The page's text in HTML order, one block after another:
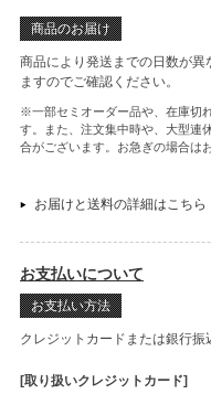
商品のお届け
商品により発送までの日数が異
ますのでご確認ください。
※一部セミオーダー品や、在庫切
す。また、注文集中時や、大型連
合がございます。お急ぎの場合は
お届けと送料の詳細はこちら
お支払いについて
お支払い方法
クレジットカードまたは銀行振
[取り扱いクレジットカード]